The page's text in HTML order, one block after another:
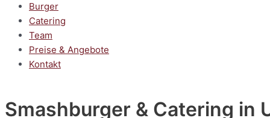
Burger
Catering
Team
Preise & Angebote
Kontakt
Smashburger & Catering in